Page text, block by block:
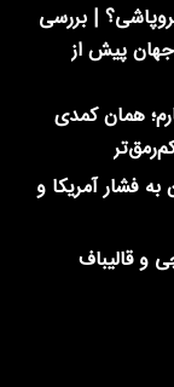
| بررسی
پیش از
همان کمدی
فشار آمریکا و
و قالیباف